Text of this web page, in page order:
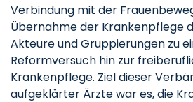
Verbindung mit der
Übernahme der Krankenpflege
Akteure und Gruppierungen zu
Reformversuch hin zur
Krankenpflege. Ziel dieser
aufgeklärter Ärzte war es, die